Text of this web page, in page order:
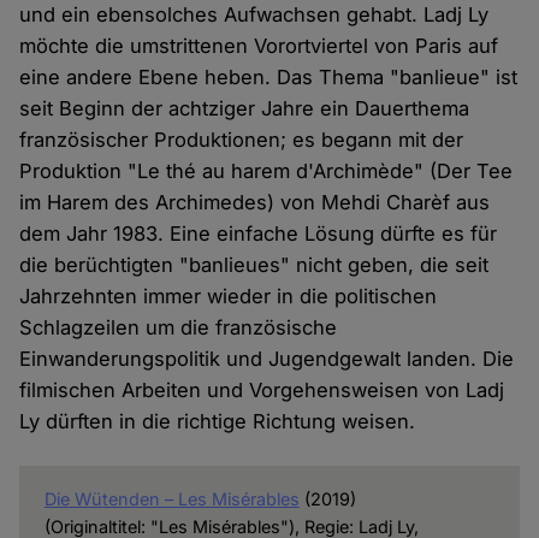
und ein ebensolches Aufwachsen gehabt. Ladj Ly
möchte die umstrittenen Vorortviertel von Paris auf
eine andere Ebene heben. Das Thema "banlieue" ist
seit Beginn der achtziger Jahre ein Dauerthema
französischer Produktionen; es begann mit der
Produktion "Le thé au harem d'Archimède" (Der Tee
im Harem des Archimedes) von Mehdi Charèf aus
dem Jahr 1983. Eine einfache Lösung dürfte es für
die berüchtigten "banlieues" nicht geben, die seit
Jahrzehnten immer wieder in die politischen
Schlagzeilen um die französische
Einwanderungspolitik und Jugendgewalt landen. Die
filmischen Arbeiten und Vorgehensweisen von Ladj
Ly dürften in die richtige Richtung weisen.
Die Wütenden – Les Misérables (2019)
(Originaltitel: "Les Misérables"), Regie: Ladj Ly,